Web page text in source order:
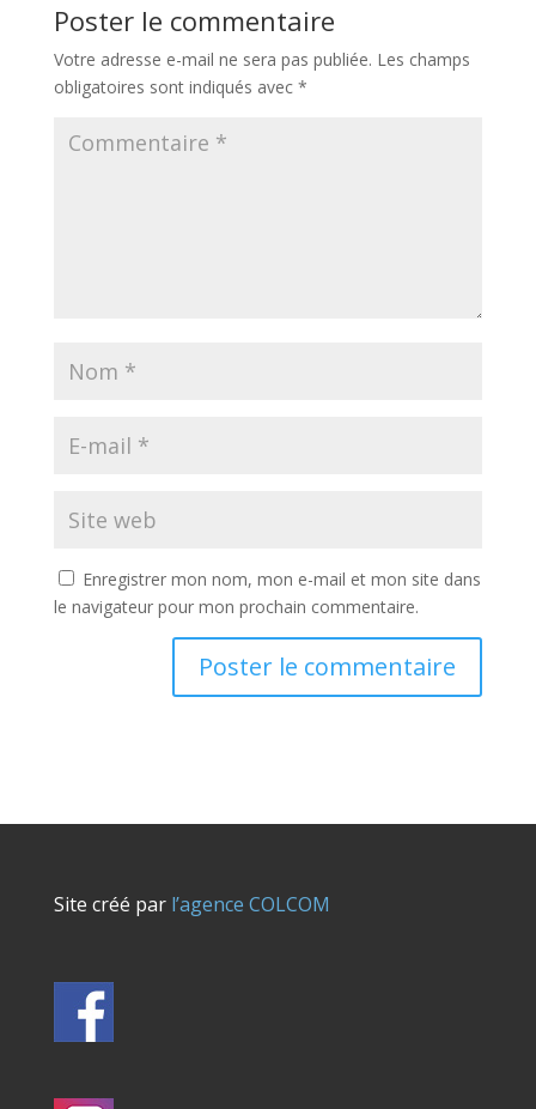
Poster le commentaire
Votre adresse e-mail ne sera pas publiée. Les champs
obligatoires sont indiqués avec *
Enregistrer mon nom, mon e-mail et mon site dans
le navigateur pour mon prochain commentaire.
Site créé parl’agence COLCOM